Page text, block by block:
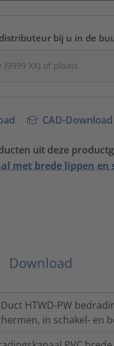
bij u in de
CAD-Download
uit deze
met brede lippen en
Download
HTWD-PW
in schakel- en